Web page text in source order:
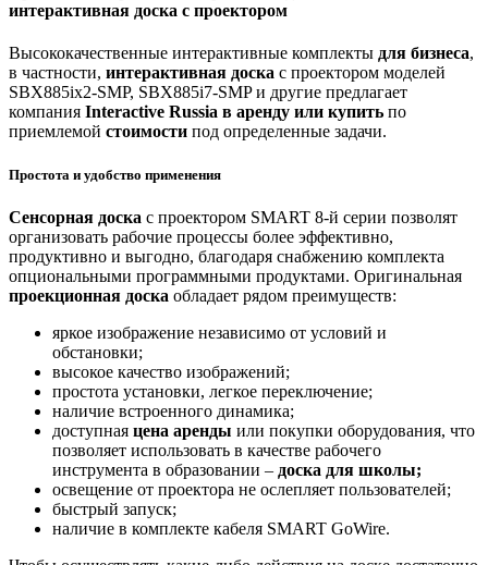
интерактивная доска с проектором
Высококачественные интерактивные комплекты для бизнеса,
в частности, интерактивная доска с проектором моделей
SBX885ix2-SMP, SBX885i7-SMP и другие предлагает
компания Interactive Russia в аренду или купить по
приемлемой стоимости под определенные задачи.
Простота и удобство применения
Сенсорная доска с проектором SMART 8-й серии позволят
организовать рабочие процессы более эффективно,
продуктивно и выгодно, благодаря снабжению комплекта
опциональными программными продуктами. Оригинальная
проекционная доска обладает рядом преимуществ:
яркое изображение независимо от условий и
обстановки;
высокое качество изображений;
простота установки, легкое переключение;
наличие встроенного динамика;
доступная цена аренды или покупки оборудования, что
позволяет использовать в качестве рабочего
инструмента в образовании – доска для школы;
освещение от проектора не ослепляет пользователей;
быстрый запуск;
наличие в комплекте кабеля SMART GoWire.